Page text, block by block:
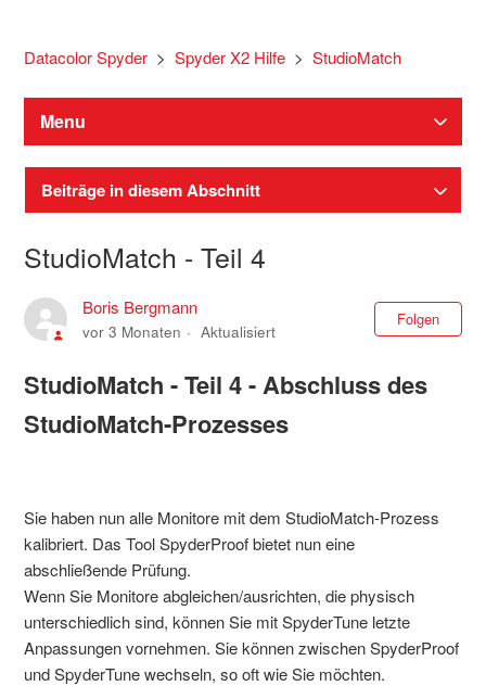
Datacolor Spyder Spyder X2 Hilfe StudioMatch
Menu
Beiträge in diesem Abschnitt
StudioMatch - Teil 4
Boris Bergmann
vor 3 Monaten Aktualisiert
Folgen
StudioMatch - Teil 4 - Abschluss des
StudioMatch-Prozesses
Sie haben nun alle Monitore mit dem StudioMatch-Prozess
kalibriert. Das Tool SpyderProof bietet nun eine
abschließende Prüfung.
Wenn Sie Monitore abgleichen/ausrichten, die physisch
unterschiedlich sind, können Sie mit SpyderTune letzte
Anpassungen vornehmen. Sie können zwischen SpyderProof
und SpyderTune wechseln, so oft wie Sie möchten.